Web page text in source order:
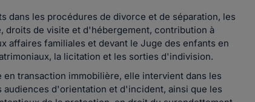
dans les procédures de divorce et de séparation, les
droits de visite et d'hébergement, contribution à
affaires familiales et devant le Juge des enfants en
la licitation et les sorties d'indivision.
en transaction immobilière, elle intervient dans les
d'orientation et d'incident, ainsi que les